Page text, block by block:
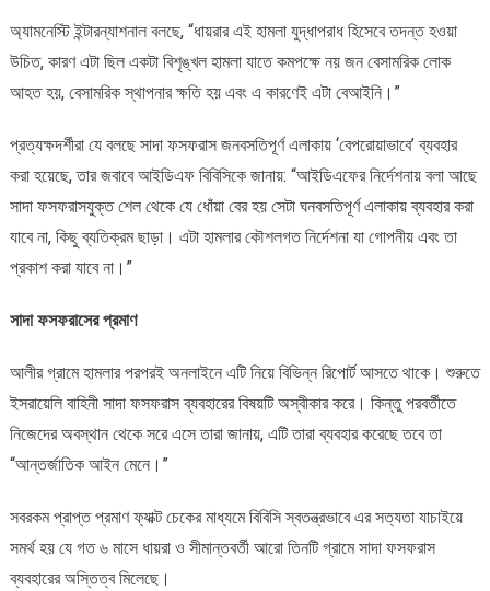
অ্যামনেস্টি ইন্টারন্যাশনাল বলছে, “ধায়রার এই হামলা যুদ্ধাপরাধ হিসেবে তদন্ত হওয়া
উচিত, কারণ এটা ছিল একটা বিশৃঙ্খল হামলা যাতে কমপক্ষে নয় জন বেসামরিক লোক
আহত হয়, বেসামরিক স্থাপনার ক্ষতি হয় এবং এ কারণেই এটা বেআইনি।”
প্রত্যক্ষদর্শীরা যে বলছে সাদা ফসফরাস জনবসতিপূর্ণ এলাকায় ‘বেপরোয়াভাবে’ ব্যবহার
করা হয়েছে, তার জবাবে আইডিএফ বিবিসিকে জানায়: “আইডিএফের নির্দেশনায় বলা আছে
সাদা ফসফরাসযুক্ত শেল থেকে যে ধোঁয়া বের হয় সেটা ঘনবসতিপূর্ণ এলাকায় ব্যবহার করা
যাবে না, কিছু ব্যতিক্রম ছাড়া। এটা হামলার কৌশলগত নির্দেশনা যা গোপনীয় এবং তা
প্রকাশ করা যাবে না।”
সাদা ফসফরাসের প্রমাণ
আলীর গ্রামে হামলার পরপরই অনলাইনে এটি নিয়ে বিভিন্ন রিপোর্ট আসতে থাকে। শুরুতে
ইসরায়েলি বাহিনী সাদা ফসফরাস ব্যবহারের বিষয়টি অস্বীকার করে। কিন্তু পরবর্তীতে
নিজেদের অবস্থান থেকে সরে এসে তারা জানায়, এটি তারা ব্যবহার করেছে তবে তা
“আন্তর্জাতিক আইন মেনে।”
সবরকম প্রাপ্ত প্রমাণ ফ্যাক্ট চেকের মাধ্যমে বিবিসি স্বতন্ত্রভাবে এর সত্যতা যাচাইয়ে
সমর্থ হয় যে গত ৬ মাসে ধায়রা ও সীমান্তবর্তী আরো তিনটি গ্রামে সাদা ফসফরাস
ব্যবহারের অস্তিত্ব মিলেছে।